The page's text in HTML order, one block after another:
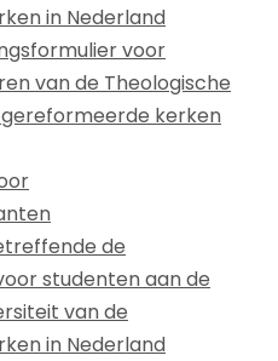
in Nederland
voor
van de Theologische
kerken
de
studenten aan de
van de
in Nederland